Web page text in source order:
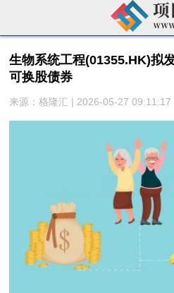
生物系统工程(01355.HK)拟
可换股债券
来源：格隆汇 | 2026-05-27 09:11:17